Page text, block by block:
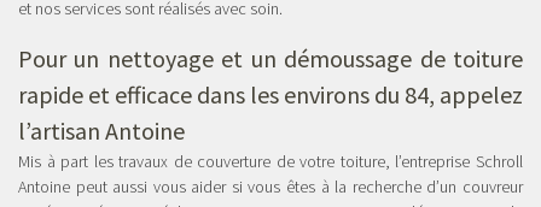
et nos services sont réalisés avec soin.
Pour un nettoyage et un démoussage de toiture
rapide et efficace dans les environs du 84, appelez
l’artisan Antoine
Mis à part les travaux de couverture de votre toiture, l’entreprise Schroll
Antoine peut aussi vous aider si vous êtes à la recherche d’un couvreur